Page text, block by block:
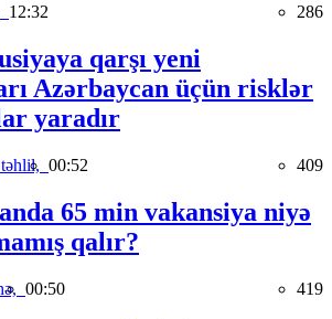
12:32 286
qarşı yeni
Azərbaycan üçün risklər
yaradır
00:52 409
65 min vakansiya niyə
qalır?
00:50 419